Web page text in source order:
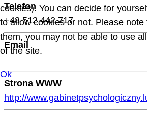
Telefon
+48 512 442 717
Email
Strona WWW
http://
cookies). You can decide for
to allow cookies or not. Please
them, you may not be able to use
of the site.
Ok